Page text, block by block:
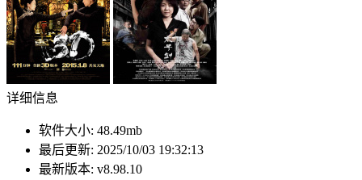
详细信息
软件大小: 48.49mb
最后更新: 2025/10/03 19:32:13
最新版本: v8.98.10